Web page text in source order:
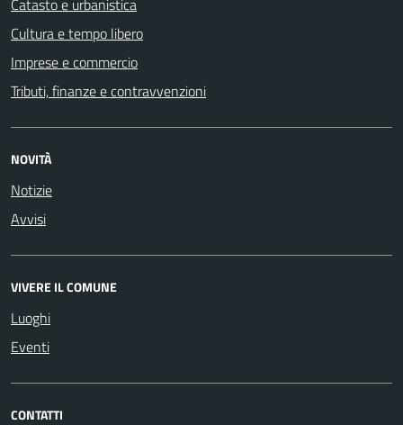
Cultura e tempo libero
Imprese e commercio
Tributi, finanze e contravvenzioni
NOVITÀ
Notizie
Avvisi
VIVERE IL COMUNE
Luoghi
Eventi
CONTATTI